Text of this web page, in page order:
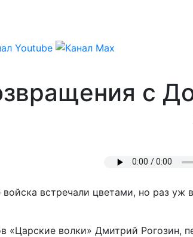
с
встречали цветами, но раз
«Царские волки» Дмитрий Рогозин,